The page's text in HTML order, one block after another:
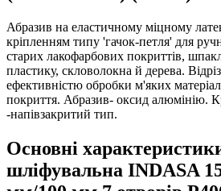
Абразив на еластичному міцному
кріпленням типу 'гачок-петля' для
старих лакофарбових покриттів,
пластику, скловолокна й дерева.
ефективністю обробки м'яких
покриття. Абразив- оксид алюмінію.
-напівзакритий тип.
Основні
шліфувальна INDASA